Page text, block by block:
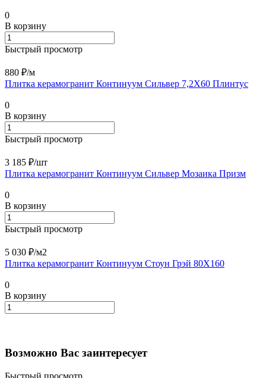
0
В корзину
Быстрый просмотр
880 ₽/м
Плитка керамогранит Континуум Сильвер 7,2X60 Плинтус
0
В корзину
Быстрый просмотр
3 185 ₽/шт
Плитка керамогранит Континуум Сильвер Мозаика Призм
0
В корзину
Быстрый просмотр
5 030 ₽/м2
Плитка керамогранит Континуум Стоун Грэй 80X160
0
В корзину
Возможно Вас заинтересует
Быстрый просмотр